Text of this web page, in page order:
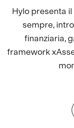
Hylo presenta
sempre,
finanziaria,
framework